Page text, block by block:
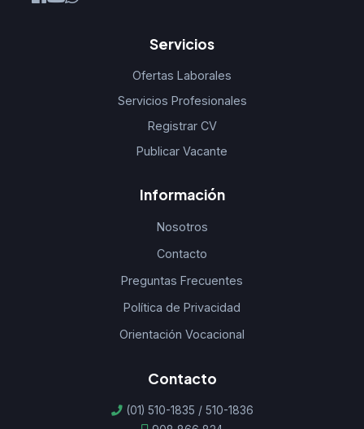
Servicios
Ofertas Laborales
Servicios Profesionales
Registrar CV
Publicar Vacante
Información
Nosotros
Contacto
Preguntas Frecuentes
Política de Privacidad
Orientación Vocacional
Contacto
(01) 510-1835 / 510-1836